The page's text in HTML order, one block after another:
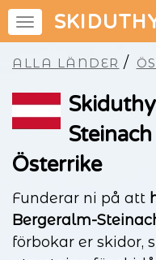
ALLA LÄNDER /
Österrike
Funderar ni på att
Bergeralm-
förbokar er skidor,